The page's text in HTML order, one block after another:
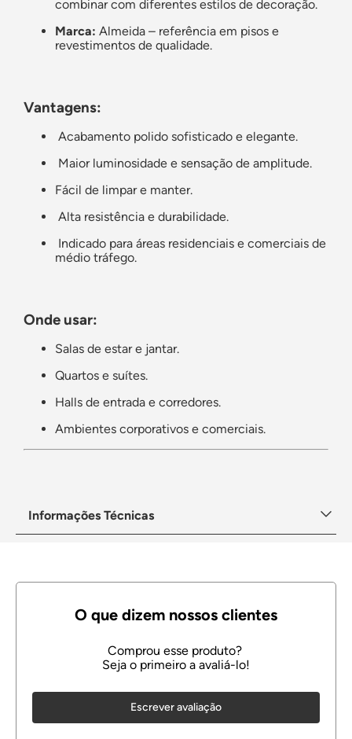
combinar com diferentes estilos de decoração.
Marca: Almeida – referência em pisos e
revestimentos de qualidade.
Vantagens:
Acabamento polido sofisticado e elegante.
Maior luminosidade e sensação de amplitude.
Fácil de limpar e manter.
Alta resistência e durabilidade.
Indicado para áreas residenciais e comerciais de
médio tráfego.
Onde usar:
Salas de estar e jantar.
Quartos e suítes.
Halls de entrada e corredores.
Ambientes corporativos e comerciais.
Informações Técnicas
Escrever avaliação